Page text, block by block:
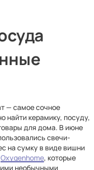
— самое сочное
найти керамику, посуду,
для дома. В июне
свечи-
на сумку в виде вишни
Oxygenhome, которые
необычными